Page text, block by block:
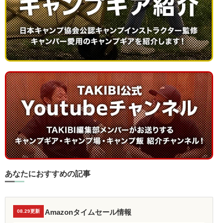
あなたにおすすめの記事
08.29更新 Amazonタイムセール情報